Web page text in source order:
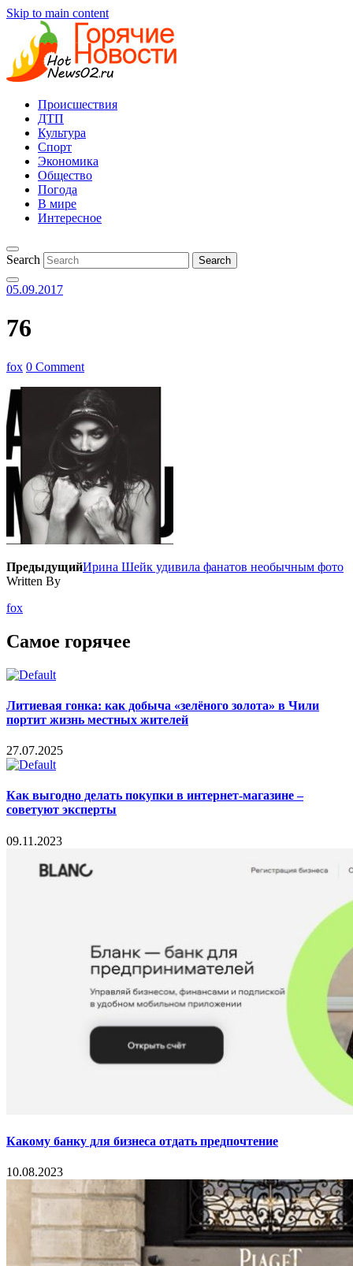
Skip to main content
Происшествия
ДТП
Культура
Спорт
Экономика
Общество
Погода
В мире
Интересное
Search
05.09.2017
76
fox 0 Comment
ПредыдущийИрина Шейк удивила фанатов необычным фото
Written By
fox
Самое горячее
Литиевая гонка: как добыча «зелёного золота» в Чили
портит жизнь местных жителей
27.07.2025
Как выгодно делать покупки в интернет-магазине –
советуют эксперты
09.11.2023
Какому банку для бизнеса отдать предпочтение
10.08.2023